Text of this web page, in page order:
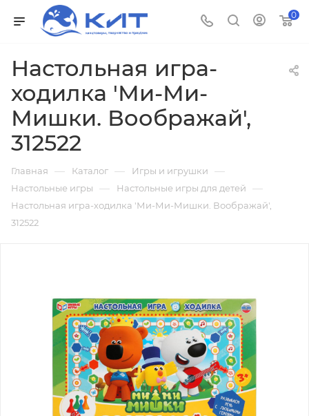
0
Настольная игра-
ходилка 'Ми-Ми-
Мишки. Воображай',
312522
Главная — Каталог — Игры и игрушки —
Настольные игры — Настольные игры для детей —
Настольная игра-ходилка 'Ми-Ми-Мишки. Воображай',
312522